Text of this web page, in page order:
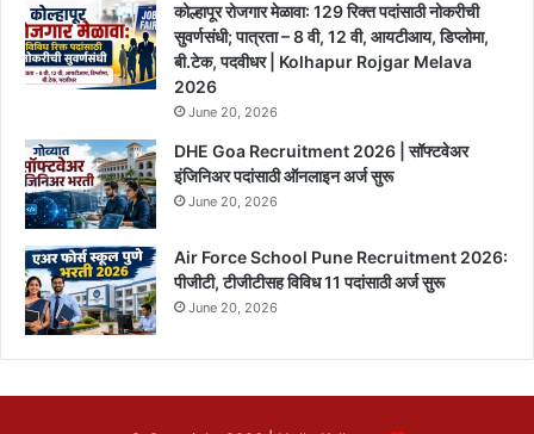
कोल्हापूर रोजगार मेळावा: 129 रिक्त पदांसाठी नोकरीची
सुवर्णसंधी; पात्रता – 8 वी, 12 वी, आयटीआय, डिप्लोमा,
बी.टेक, पदवीधर | Kolhapur Rojgar Melava
2026
June 20, 2026
DHE Goa Recruitment 2026 | सॉफ्टवेअर
इंजिनिअर पदांसाठी ऑनलाइन अर्ज सुरू
June 20, 2026
Air Force School Pune Recruitment 2026:
पीजीटी, टीजीटीसह विविध 11 पदांसाठी अर्ज सुरू
June 20, 2026